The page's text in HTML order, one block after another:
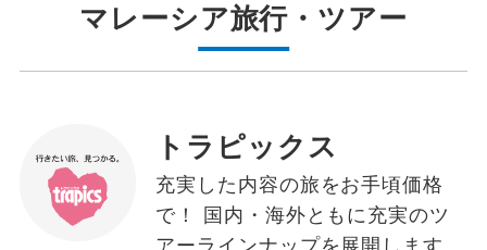
マレーシア旅行・ツアー
トラピックス
充実した内容の旅をお手頃価格
で！ 国内・海外ともに充実のツ